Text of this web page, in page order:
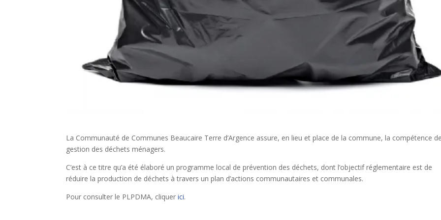
La Communauté de Communes Beaucaire Terre d’Argence assure, en lieu et place de la commune, la compétence
gestion des déchets ménagers.
C’est à ce titre qu’a été élaboré un programme local de prévention des déchets, dont l’objectif réglementaire est de
réduire la production de déchets à travers un plan d’actions communautaires et communales.
Pour consulter le PLPDMA, cliquerici.